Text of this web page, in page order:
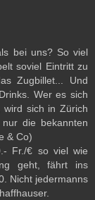
bei uns? So viel
soviel Eintritt zu
Zugbillet... Und
Wer es sich
wird sich in Zürich
die bekannten
& Co)
Fr./€ so viel wie
geht, fährt ins
Nicht jedermanns